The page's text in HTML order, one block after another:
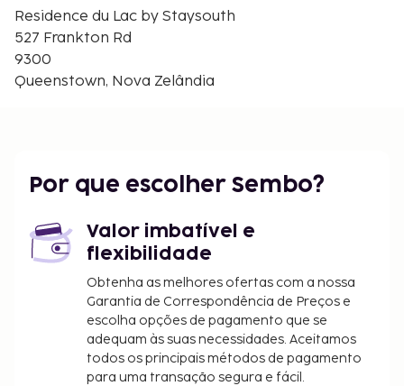
Queenstown Event Centre - 3,6 km/2,2 mi
Alpine Aqualand - 3,6 km/2,2 mi
Casino de Skycity Queenstown - 3,7 km/2,3 mi
Há estacionamento grátis no local. Desfrute de
fantásticas vistas a partir da açoteia ou tire partido
incluindo serviços de concierge. A classificação do
alojamento, fornecida pelo nosso sistema de
classificação, tem por base o tipo de alojamento,
as comodidades e os serviços.
O alojamento irá solicitar-lhe o pagamento dos
seguintes custos. Podem incluir os impostos
aplicáveis:
Residence du Lac by Staysouth
527 Frankton Rd
9300
Queenstown, Nova Zelândia
Por que escolher Sembo?
Valor imbatível e
flexibilidade
Obtenha as melhores ofertas com a nossa
Garantia de Correspondência de Preços e
escolha opções de pagamento que se
adequam às suas necessidades. Aceitamos
todos os principais métodos de pagamento
para uma transação segura e fácil.